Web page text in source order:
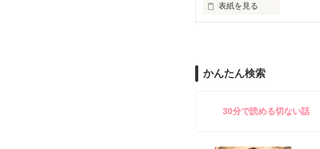
表紙を見る
悩み傷つき　精一杯愛した人
かんたん検索
30分で読める切ない話